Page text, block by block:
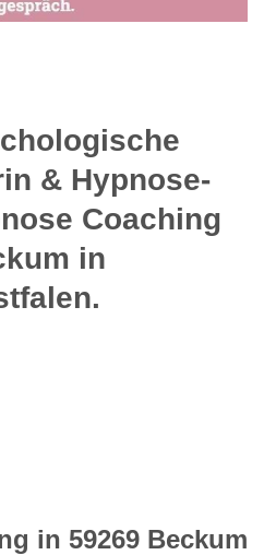
& Hypnose-
Coaching
in
in 59269 Beckum